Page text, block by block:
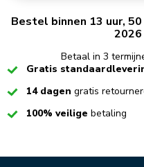
Bestel binnen 13 uur,
Betaal in 3
Checked
Gratis
Checked14 dagen gratis
Checked100% veilige betaling